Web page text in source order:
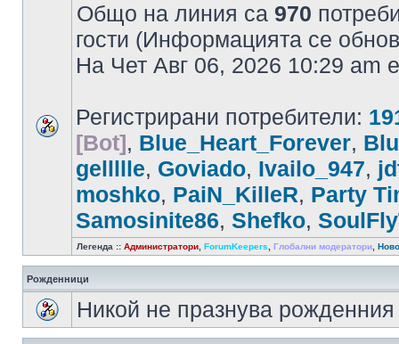
Общо на линия са 970
гости (Информацията се
На Чет Авг 06, 2026 10:29
Регистрирани потребители:
[Bot], Blue_Heart_Forever,
gellllle, Goviado, Ivailo_947,
moshko, PaiN_KilleR, Party
Samosinite86, Shefko,
Легенда :: Администратори ForumKeepers Глобални модератори
Рожденници
Никой не празнува